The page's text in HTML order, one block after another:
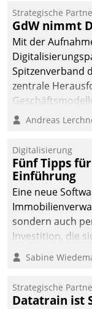
kommunale
gemeinsam mit
Teilprozess der
Strategische
GdW nimmt
Mit der
Spitzenverband
zentrale
entwickeln.
Andreas
Digitalisierung
Fünf Tipps
Einführung
Eine neue
sondern auch
Investition, die
nachhaltige
dieses Ziel
Sabine
Strategische
Datatrain ist